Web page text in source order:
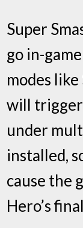
Super
go in-
modes
will trigger
under
installed,
cause the
Hero’s